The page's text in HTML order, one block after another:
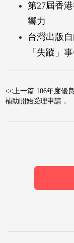
第27屆香
響力
台灣出版
「失蹤」
<<上一篇 106年度優
補助開始受理申請，